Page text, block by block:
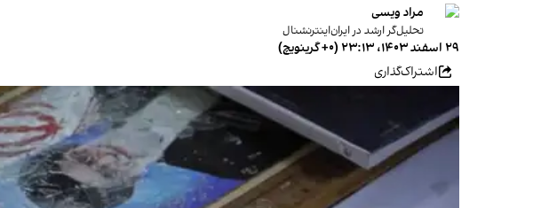
مراد ویسی
تحلیل‌گر ارشد در ایران‌اینترنشنال
۲۹ اسفند ۱۴۰۳، ۲۳:۱۳ (‎+۰ گرینویچ)
اشتراک‌گذاری